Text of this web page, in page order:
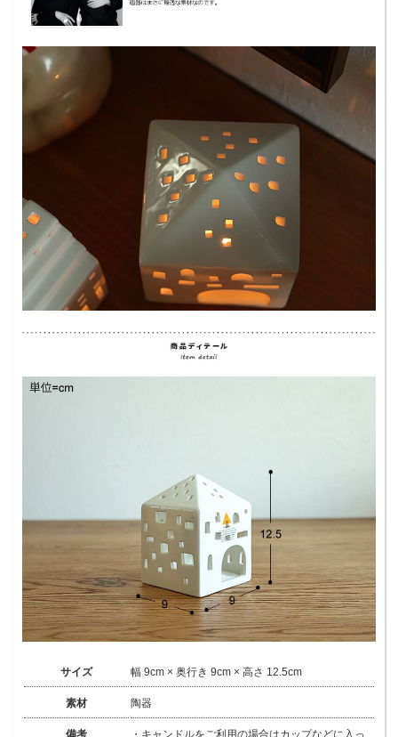
サイズ 幅 9cm × 奥行き 9cm × 高さ 12.5cm
素材 陶器
備考 ・キャンドルをご利用の場合はカップなどに入っ